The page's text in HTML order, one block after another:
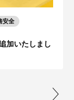
安全
加いたしまし